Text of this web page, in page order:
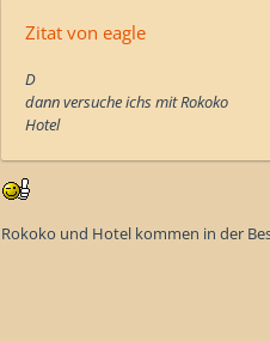
Zitat von eagle
D
dann versuche ichs mit Rokoko
Hotel
Rokoko und Hotel kommen in der